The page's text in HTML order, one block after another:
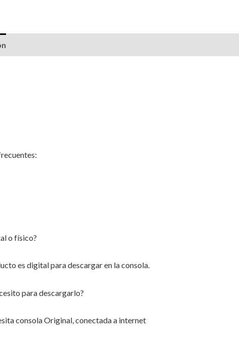
o físico?
es digital para descargar en la consola.
para descargarlo?
consola Original, conectada a internet